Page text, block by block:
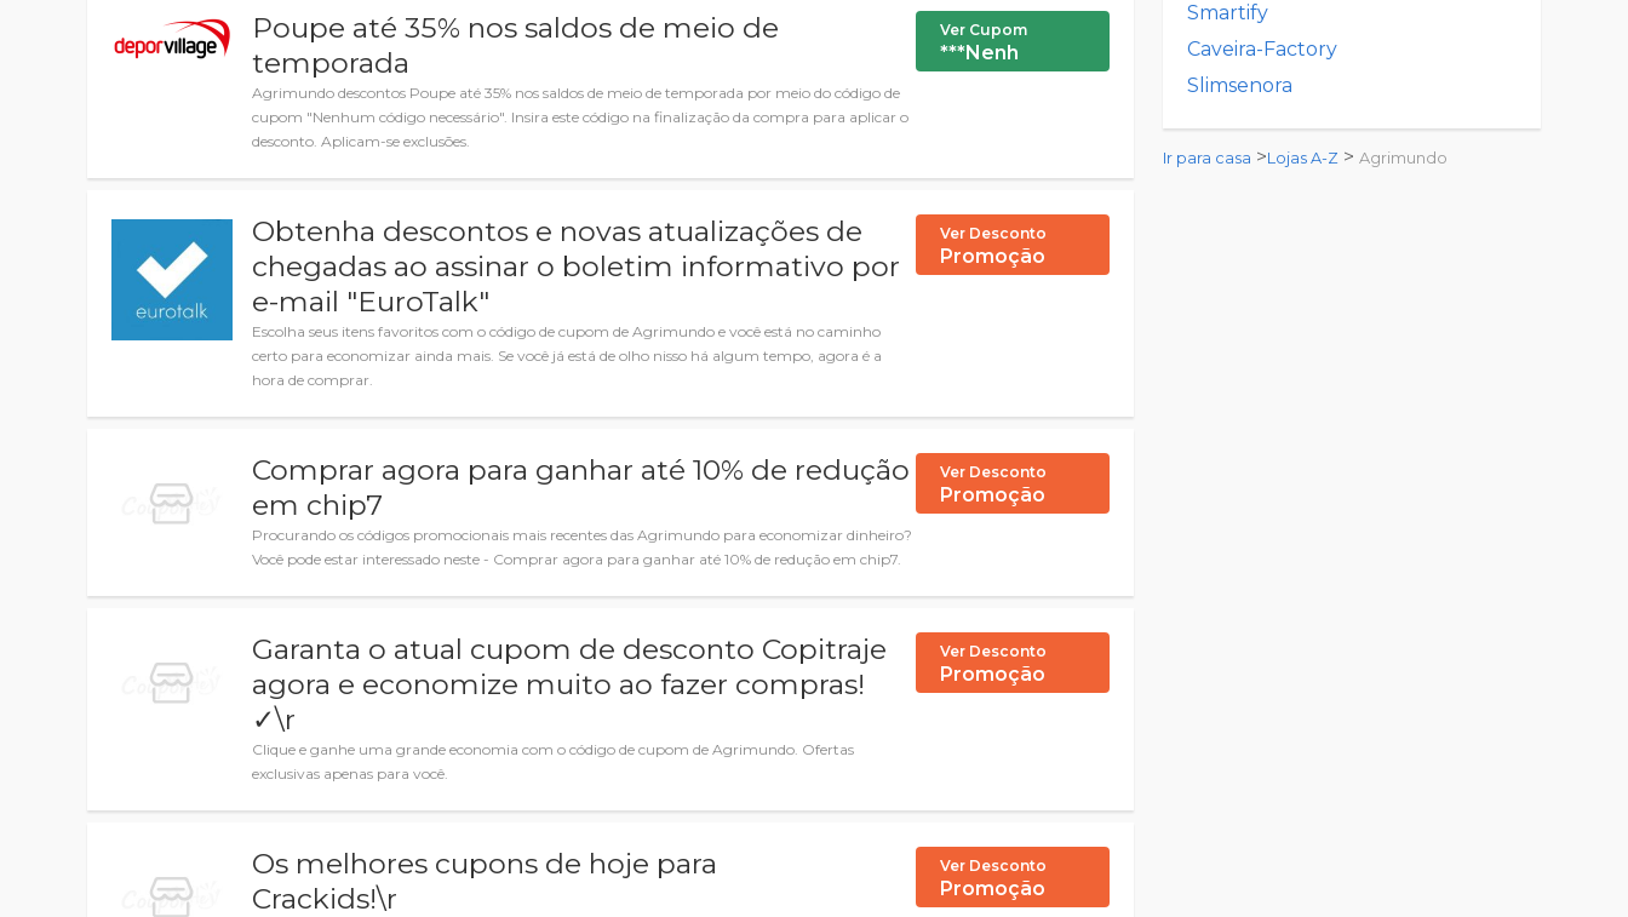
Poupe até 35% nos saldos de meio de
temporada
Agrimundo descontos Poupe até 35% nos saldos de meio de temporada por meio do código de
cupom "Nenhum código necessário". Insira este código na finalização da compra para aplicar o
desconto. Aplicam-se exclusões.
Ver Cupom
***Nenh
Obtenha descontos e novas atualizações de
chegadas ao assinar o boletim informativo por
e-mail "EuroTalk"
Escolha seus itens favoritos com o código de cupom de Agrimundo e você está no caminho
certo para economizar ainda mais. Se você já está de olho nisso há algum tempo, agora é a
hora de comprar.
Ver Desconto
Promoção
Comprar agora para ganhar até 10% de redução
em chip7
Procurando os códigos promocionais mais recentes das Agrimundo para economizar dinheiro?
Você pode estar interessado neste - Comprar agora para ganhar até 10% de redução em chip7.
Ver Desconto
Promoção
Garanta o atual cupom de desconto Copitraje
agora e economize muito ao fazer compras!
✓\r
Clique e ganhe uma grande economia com o código de cupom de Agrimundo. Ofertas
exclusivas apenas para você.
Ver Desconto
Promoção
Os melhores cupons de hoje para
Crackids!\r
Ver Desconto
Promoção
Smartify
Caveira-Factory
Slimsenora
Ir para casa >Lojas A-Z > Agrimundo